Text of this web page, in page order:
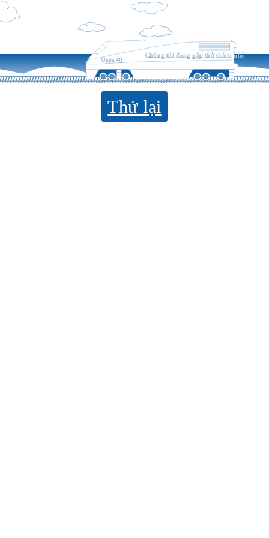
Opps =((
Chúng tôi đang gặp thử thách nhỏ
Thử lại